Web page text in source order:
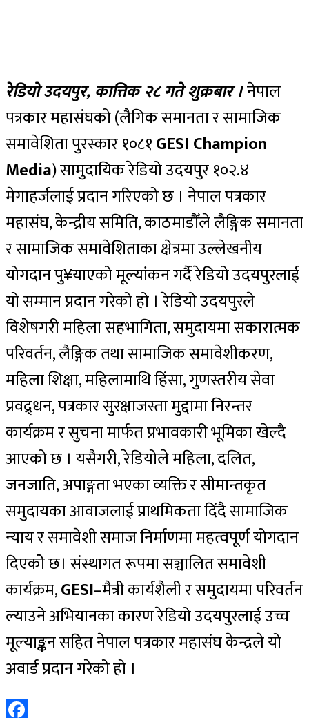
रेडियो उदयपुर, कात्तिक २८ गते शुक्रबार ।नेपाल
पत्रकार महासंघको (लैगिक समानता र सामाजिक
समावेशिता पुरस्कार १०८१GESI Champion
Media) सामुदायिक रेडियो उदयपुर १०२.४
मेगाहर्जलाई प्रदान गरिएको छ । नेपाल पत्रकार
महासंघ, केन्द्रीय समिति, काठमाडौँले लैङ्गिक समानता
र सामाजिक समावेशिताका क्षेत्रमा उल्लेखनीय
योगदान पु¥याएको मूल्यांकन गर्दै रेडियो उदयपुरलाई
यो सम्मान प्रदान गरेको हो । रेडियो उदयपुरले
विशेषगरी महिला सहभागिता, समुदायमा सकारात्मक
परिवर्तन, लैङ्गिक तथा सामाजिक समावेशीकरण,
महिला शिक्षा, महिलामाथि हिंसा, गुणस्तरीय सेवा
प्रवद्र्धन, पत्रकार सुरक्षाजस्ता मुद्दामा निरन्तर
कार्यक्रम र सुचना मार्फत प्रभावकारी भूमिका खेल्दै
आएको छ । यसैगरी, रेडियोले महिला, दलित,
जनजाति, अपाङ्गता भएका व्यक्ति र सीमान्तकृत
समुदायका आवाजलाई प्राथमिकता दिंदै सामाजिक
न्याय र समावेशी समाज निर्माणमा महत्वपूर्ण योगदान
दिएकोे छ। संस्थागत रूपमा सञ्चालित समावेशी
कार्यक्रम,GESI–मैत्री कार्यशैली र समुदायमा परिवर्तन
ल्याउने अभियानका कारण रेडियो उदयपुरलाई उच्च
मूल्याङ्कन सहित नेपाल पत्रकार महासंघ केन्द्रले यो
अवार्ड प्रदान गरेको हो ।